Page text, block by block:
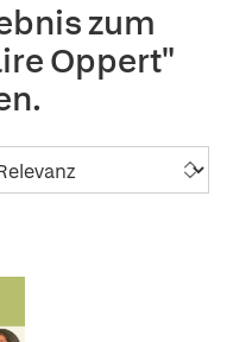
zum
Oppert"